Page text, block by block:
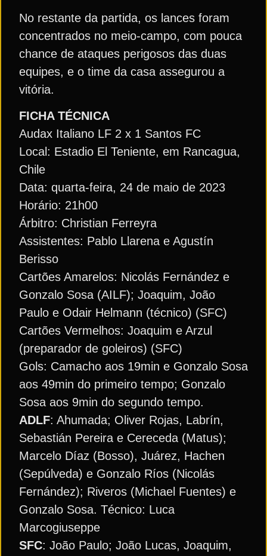
No restante da partida, os lances foram
concentrados no meio-campo, com pouca
chance de ataques perigosos das duas
equipes, e o time da casa assegurou a
vitória.
FICHA TÉCNICA
Audax Italiano LF 2 x 1 Santos FC
Local: Estadio El Teniente, em Rancagua,
Chile
Data: quarta-feira, 24 de maio de 2023
Horário: 21h00
Árbitro: Christian Ferreyra
Assistentes: Pablo Llarena e Agustín
Berisso
Cartões Amarelos: Nicolás Fernández e
Gonzalo Sosa (AILF); Joaquim, João
Paulo e Odair Helmann (técnico) (SFC)
Cartões Vermelhos: Joaquim e Arzul
(preparador de goleiros) (SFC)
Gols: Camacho aos 19min e Gonzalo Sosa
aos 49min do primeiro tempo; Gonzalo
Sosa aos 9min do segundo tempo.
ADLF: Ahumada; Oliver Rojas, Labrín,
Sebastián Pereira e Cereceda (Matus);
Marcelo Díaz (Bosso), Juárez, Hachen
(Sepúlveda) e Gonzalo Ríos (Nicolás
Fernández); Riveros (Michael Fuentes) e
Gonzalo Sosa. Técnico: Luca
Marcogiuseppe
SFC: João Paulo; João Lucas, Joaquim,